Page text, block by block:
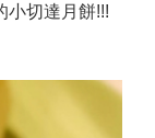
小切達月餅!!!